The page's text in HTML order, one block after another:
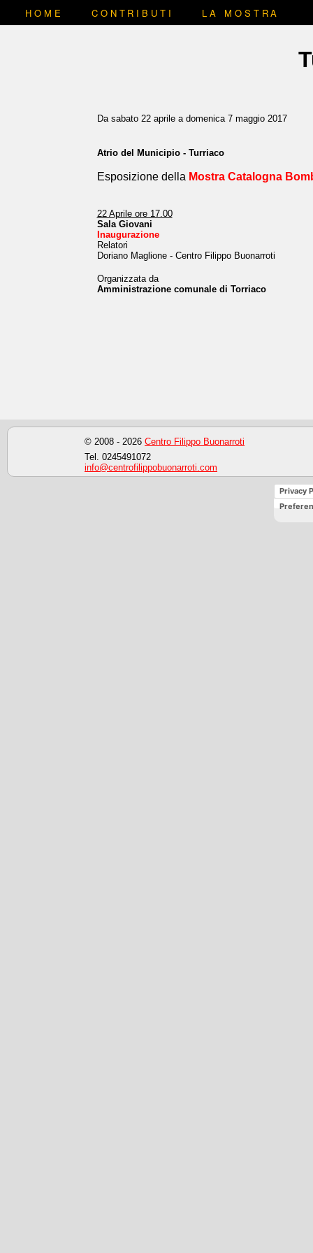
HOME CONTRIBUTI LA MOSTRA
Da sabato 22 aprile a domenica 7 maggio 2017
Atrio del Municipio - Turriaco
Esposizione della Mostra Catalogna
22 Aprile ore 17.00
Sala Giovani
Inaugurazione
Relatori
Doriano Maglione - Centro Filippo Buonarroti
Organizzata da
Amministrazione comunale di Torriaco
© 2008 - 2026 Centro Filippo Buonarroti
Tel. 0245491072
info@centrofilippobuonarroti.com
Privacy